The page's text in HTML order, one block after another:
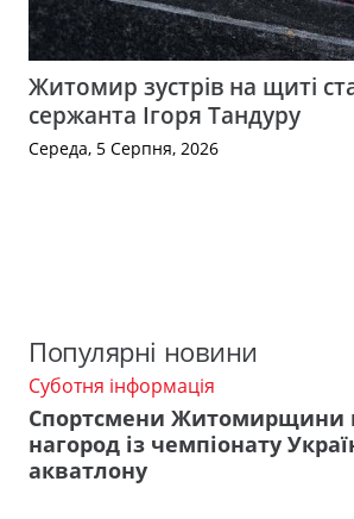
Житомир зустрів на щиті
сержанта Ігоря Тандуру
Середа, 5 Серпня, 2026
Популярні новини
Суботня інформація
Спортсмени Житомирщини
нагород із чемпіонату
акватлону